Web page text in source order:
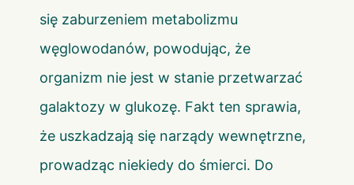
się zaburzeniem metabolizmu
węglowodanów, powodując, że
organizm nie jest w stanie przetwarzać
galaktozy w glukozę. Fakt ten sprawia,
że uszkadzają się narządy wewnętrzne,
prowadząc niekiedy do śmierci. Do